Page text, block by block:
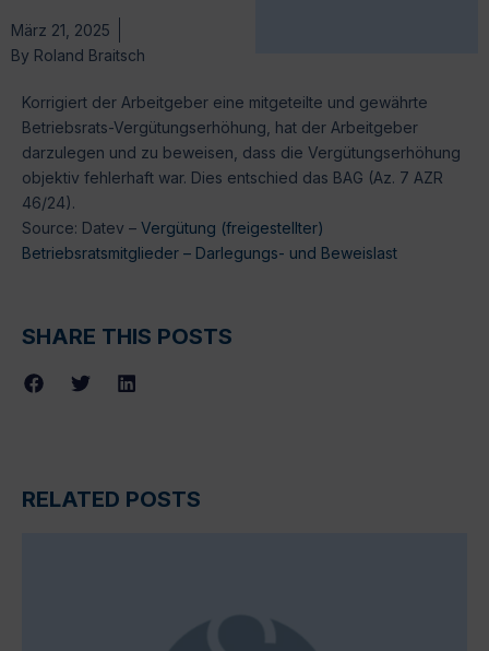
März 21, 2025
By Roland Braitsch
Korrigiert der Arbeitgeber eine mitgeteilte und gewährte
Betriebsrats-Vergütungserhöhung, hat der Arbeitgeber
darzulegen und zu beweisen, dass die Vergütungserhöhung
objektiv fehlerhaft war. Dies entschied das BAG (Az. 7 AZR
46/24).
Source: Datev – Vergütung (freigestellter)
Betriebsratsmitglieder – Darlegungs- und Beweislast
SHARE THIS POSTS
RELATED POSTS